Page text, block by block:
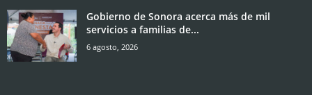
Gobierno de Sonora acerca más de mil
servicios a familias de...
6 agosto, 2026